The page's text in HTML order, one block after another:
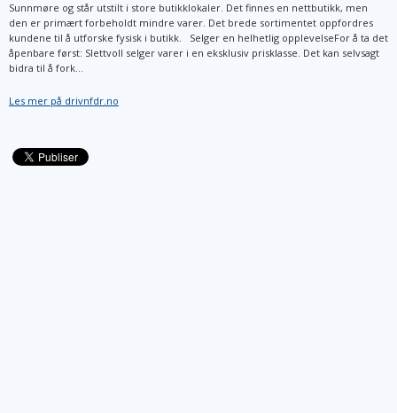
Sunnmøre og står utstilt i store butikklokaler. Det finnes en nettbutikk, men
den er primært forbeholdt mindre varer. Det brede sortimentet oppfordres
kundene til å utforske fysisk i butikk. Selger en helhetlig opplevelseFor å ta det
åpenbare først: Slettvoll selger varer i en eksklusiv prisklasse. Det kan selvsagt
bidra til å fork...
Les mer på drivnfdr.no